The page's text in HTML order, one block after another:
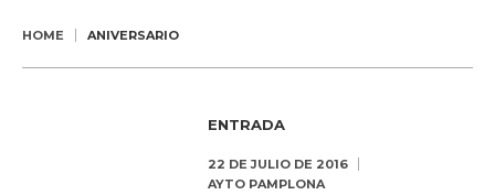
HOME ANIVERSARIO
ENTRADA
22 DE JULIO DE 2016
AYTO PAMPLONA